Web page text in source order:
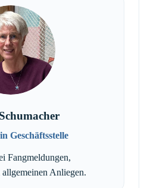
Geschäftsstelle
Fangmeldungen,
Anliegen.